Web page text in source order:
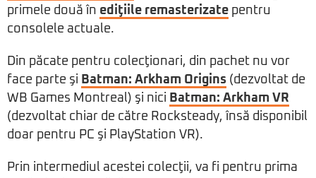
primele două în ediţiile remasterizate pentru
consolele actuale.
Din păcate pentru colecţionari, din pachet nu vor
face parte şi Batman: Arkham Origins (dezvoltat de
WB Games Montreal) şi nici Batman: Arkham VR
(dezvoltat chiar de către Rocksteady, însă disponibil
doar pentru PC şi PlayStation VR).
Prin intermediul acestei colecţii, va fi pentru prima